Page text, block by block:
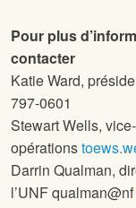
Pour plus
contacter
Katie Ward,
797-0601
Stewart Wells,
opérations
Darrin Qualman,
l’UNF qualman@nf